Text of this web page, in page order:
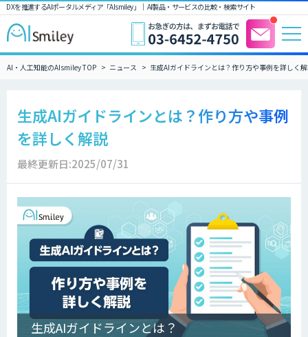
DXを推進するAIポータルメディア「AIsmiley」｜ AI製品・サービスの比較・検索サイト
AI・人工知能のAIsmiley TOP ニュース 生成AIガイドラインとは？作り方や事例を詳しく
生成AIガイドラインとは？作り方や事例
を詳しく解説
最終更新日:2025/07/31
生成AIガイドラインとは？